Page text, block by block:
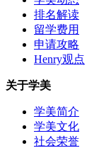
排名解读
留学费用
申请攻略
Henry观点
关于学美
学美简介
学美文化
社会荣誉